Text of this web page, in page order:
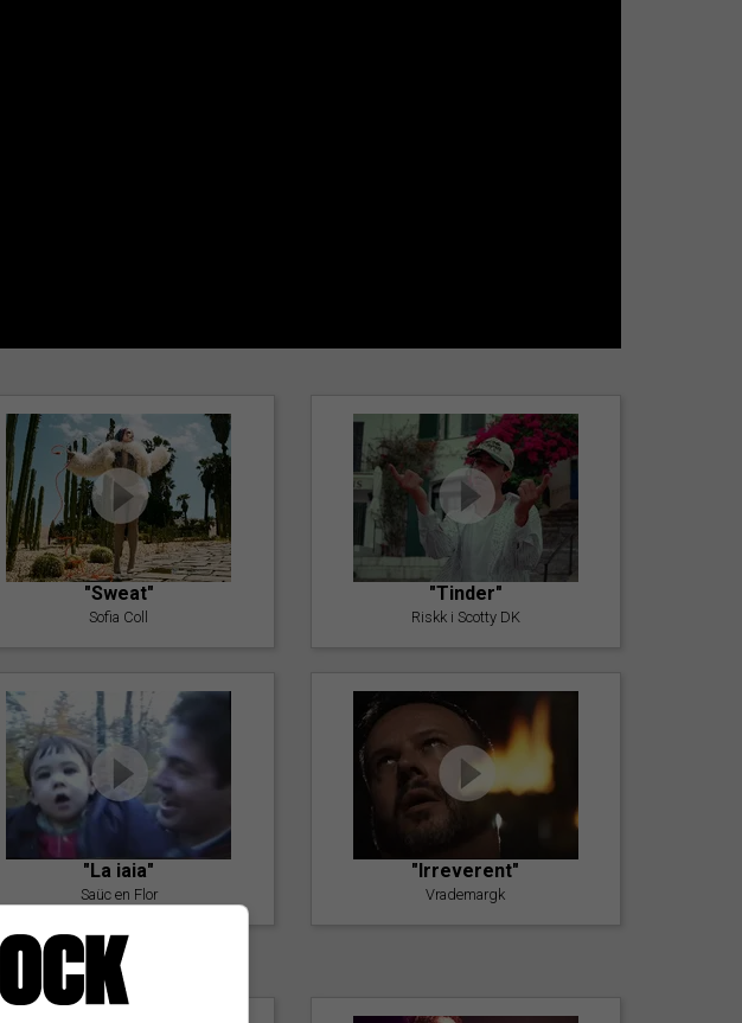
"Sweat"
Sofia Coll
"Tinder"
Riskk i Scotty DK
"La iaia"
Saüc en Flor
"Irreverent"
Vrademargk